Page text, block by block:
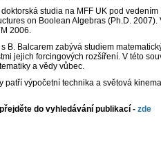
studia na MFF UK pod
on Boolean Algebras (Ph.D.
2006.
B. Balcarem zabývá studiem
jejich forcingových rozšíření. V této
a vědy vůbec.
patří výpočetní technika a světová
do vyhledávání publikací - zde